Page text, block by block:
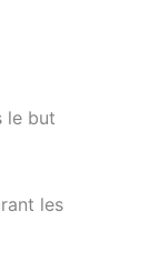
le but
les